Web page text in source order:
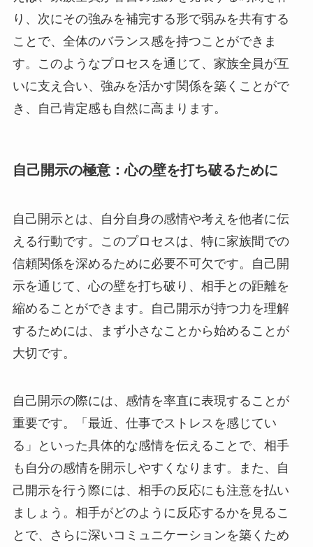
り、次にその強みを補完する形で弱みを共有する
ことで、全体のバランス感を持つことができま
す。このようなプロセスを通じて、家族全員が互
いに支え合い、強みを活かす関係を築くことがで
き、自己肯定感も自然に高まります。
自己開示の極意：心の壁を打ち破るために
自己開示とは、自分自身の感情や考えを他者に伝
える行動です。このプロセスは、特に家族間での
信頼関係を深めるために必要不可欠です。自己開
示を通じて、心の壁を打ち破り、相手との距離を
縮めることができます。自己開示が持つ力を理解
するためには、まず小さなことから始めることが
大切です。
自己開示の際には、感情を率直に表現することが
重要です。「最近、仕事でストレスを感じてい
る」といった具体的な感情を伝えることで、相手
も自分の感情を開示しやすくなります。また、自
己開示を行う際には、相手の反応にも注意を払い
ましょう。相手がどのように反応するかを見るこ
とで、さらに深いコミュニケーションを築くため